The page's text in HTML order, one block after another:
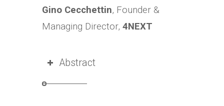
Gino Cecchettin, Founder &
Managing Director, 4NEXT
Abstract